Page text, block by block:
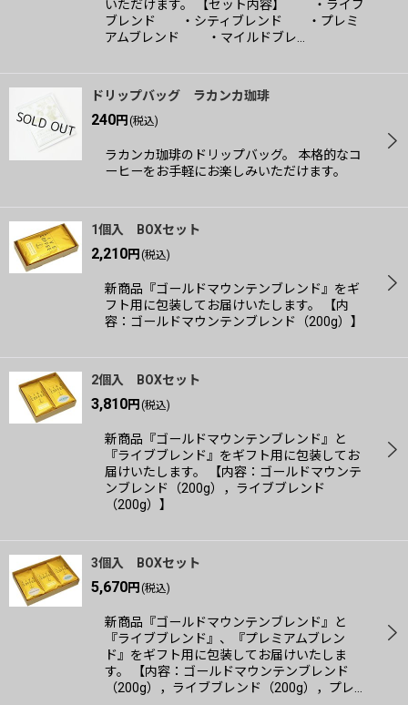
いただけます。 【セット内容】 ・ライブ
ブレンド ・シティブレンド ・プレミ
アムブレンド ・マイルドブレ…
ドリップバッグ ラカンカ珈琲
240円 (税込)
ラカンカ珈琲のドリップバッグ。 本格的なコ
ーヒーをお手軽にお楽しみいただけます。
1個入 BOXセット
2,210円 (税込)
新商品『ゴールドマウンテンブレンド』をギ
フト用に包装してお届けいたします。 【内
容：ゴールドマウンテンブレンド（200g）】
2個入 BOXセット
3,810円 (税込)
新商品『ゴールドマウンテンブレンド』と
『ライブブレンド』をギフト用に包装してお
届けいたします。 【内容：ゴールドマウンテ
ンブレンド（200g），ライブブレンド
（200g）】
3個入 BOXセット
5,670円 (税込)
新商品『ゴールドマウンテンブレンド』と
『ライブブレンド』、『プレミアムブレン
ド』をギフト用に包装してお届けいたしま
す。 【内容：ゴールドマウンテンブレンド
（200g），ライブブレンド（200g），プレ…